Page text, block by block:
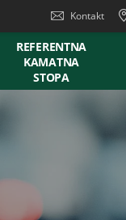
Kontakt
REFERENTNA
KAMATNA
STOPA